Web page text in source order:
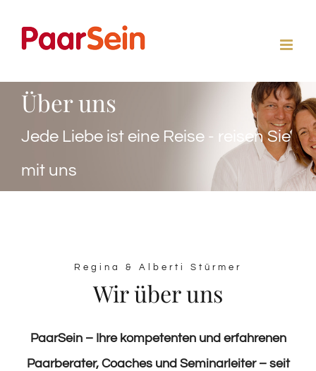
Inhalt
Über uns
Jede Liebe ist eine Reise - reisen Sie
mit uns
Regina & Alberti Stürmer
Wir über uns
PaarSein – Ihre kompetenten und erfahrenen
Paarberater, Coaches und Seminarleiter – seit